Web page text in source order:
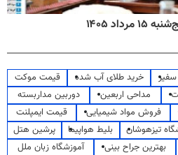
۱۴۰۵
سفیر خرید طلای آب شده
قیمت موکت
مداحی اربعین
دوربین مداربسته
فروش مواد شیمیایی
قیمت ایمپلنت
تیزهوشان بلیط هواپیما
پرشین هتل
بهترین جراح بینی
آموزشگاه زبان ملل